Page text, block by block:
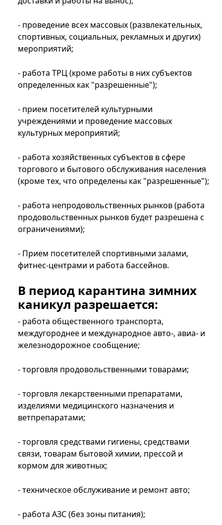
- проведение всех массовых (развлекательных,
спортивных, социальных, рекламных и других)
мероприятий;
- работа ТРЦ (кроме работы в них субъектов
определенных как "разрешенные");
- прием посетителей культурными
учреждениями и проведение массовых
культурных мероприятий;
- работа хозяйственных субъектов в сфере
торгового и бытового обслуживания населения
(кроме тех, что определены как "разрешенные");
- работа непродовольственных рынков (работа
продовольственных рынков будет разрешена с
ограничениями);
- Прием посетителей спортивными залами,
фитнес-центрами и работа бассейнов.
В период карантина зимних
каникул разрешается:
- работа общественного транспорта,
междугороднее и международное авто-, авиа- и
железнодорожное сообщение;
- торговля продовольственными товарами;
- торговля лекарственными препаратами,
изделиями медицинского назначения и
ветпрепаратами;
- торговля средствами гигиены, средствами
связи, товарам бытовой химии, прессой и
кормом для животных;
- техническое обслуживание и ремонт авто;
- работа АЗС (без зоны питания);